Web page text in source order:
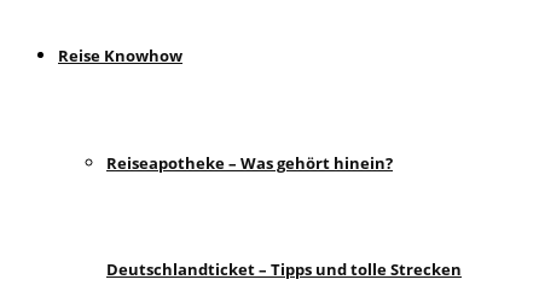
Reise Knowhow
Reiseapotheke – Was gehört hinein?
Deutschlandticket – Tipps und tolle Strecken